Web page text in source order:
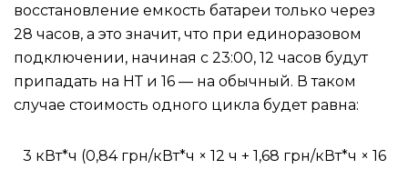
восстановление емкость батареи только через
28 часов, а это значит, что при единоразовом
подключении, начиная с 23:00, 12 часов будут
припадать на НТ и 16 — на обычный. В таком
случае стоимость одного цикла будет равна:
3 кВт*ч (0,84 грн/кВт*ч × 12 ч + 1,68 грн/кВт*ч × 16